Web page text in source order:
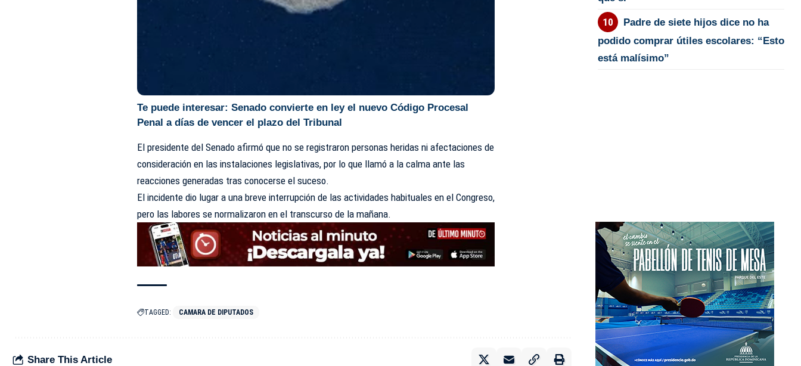
Te puede interesar:Senado convierte en ley el nuevo Código Procesal
Penal a días de vencer el plazo del Tribunal
El presidente del Senado afirmó que no se registraron personas heridas ni afectaciones de
consideración en las instalaciones legislativas, por lo que llamó a la calma ante las
reacciones generadas tras conocerse el suceso.
El incidente dio lugar a una breve interrupción de las actividades habituales en elCongreso,
pero las labores se normalizaron en el transcurso de la mañana.
TAGGED: CAMARA DE DIPUTADOS
Share This Article
Padre de siete hijos dice no ha
podido comprar útiles escolares: “Esto
está malísimo”